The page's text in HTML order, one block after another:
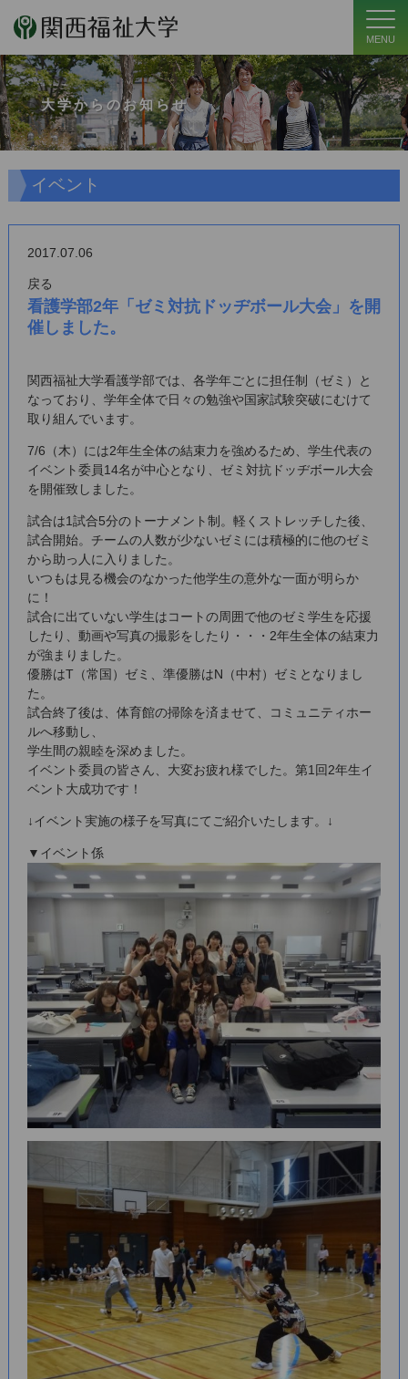
MENU
大学からのお知らせ
イベント
2017.07.06
戻る
看護学部2年「ゼミ対抗ドッヂボール大会」を開
催しました。
関西福祉大学看護学部では、各学年ごとに担任制（ゼミ）と
なっており、学年全体で日々の勉強や国家試験突破にむけて
取り組んでいます。
7/6（木）には2年生全体の結束力を強めるため、学生代表の
イベント委員14名が中心となり、ゼミ対抗ドッヂボール大会
を開催致しました。
試合は1試合5分のトーナメント制。軽くストレッチした後、
試合開始。チームの人数が少ないゼミには積極的に他のゼミ
から助っ人に入りました。
いつもは見る機会のなかった他学生の意外な一面が明らか
に！
試合に出ていない学生はコートの周囲で他のゼミ学生を応援
したり、動画や写真の撮影をしたり・・・2年生全体の結束力
が強まりました。
優勝はT（常国）ゼミ、準優勝はN（中村）ゼミとなりまし
た。
試合終了後は、体育館の掃除を済ませて、コミュニティホー
ルへ移動し、
学生間の親睦を深めました。
イベント委員の皆さん、大変お疲れ様でした。第1回2年生イ
ベント大成功です！
↓イベント実施の様子を写真にてご紹介いたします。↓
▼イベント係